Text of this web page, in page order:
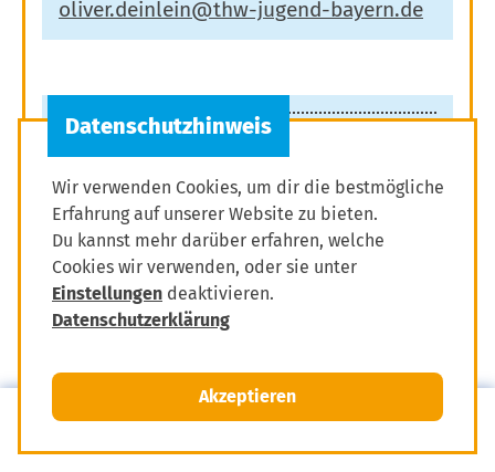
Mitglied werden
MENÜ
Tobias Wißmüller
Bezirksjugendleiter der THW-Jugend
Mittelfranken
Wir verwenden Cookies, um dir die bestmögliche
Erfahrung auf unserer Website zu bieten.
Du kannst mehr darüber erfahren, welche
Cookies wir verwenden, oder sie unter
Einstellungen deaktivieren.
Datenschutzerklärung
Akzeptieren